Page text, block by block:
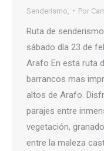
Senderismo, Por
Ruta de
sábado día 23 de
Arafo En esta ruta
barrancos mas
altos de Arafo.
parajes entre
vegetación,
entre la maleza